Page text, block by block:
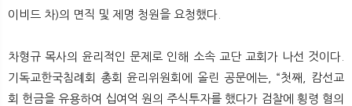
이비드 차)의 면직 및 제명 청원을 요청했다.
차형규 목사의 윤리적인 문제로 인해 소속 교단 교회가 나선 것이다.
기독교한국침례회 총회 윤리위원회에 올린 공문에는, “첫째, 캄선교
회 헌금을 유용하여 십여억 원의 주식투자를 했다가 검찰에 횡령 혐의